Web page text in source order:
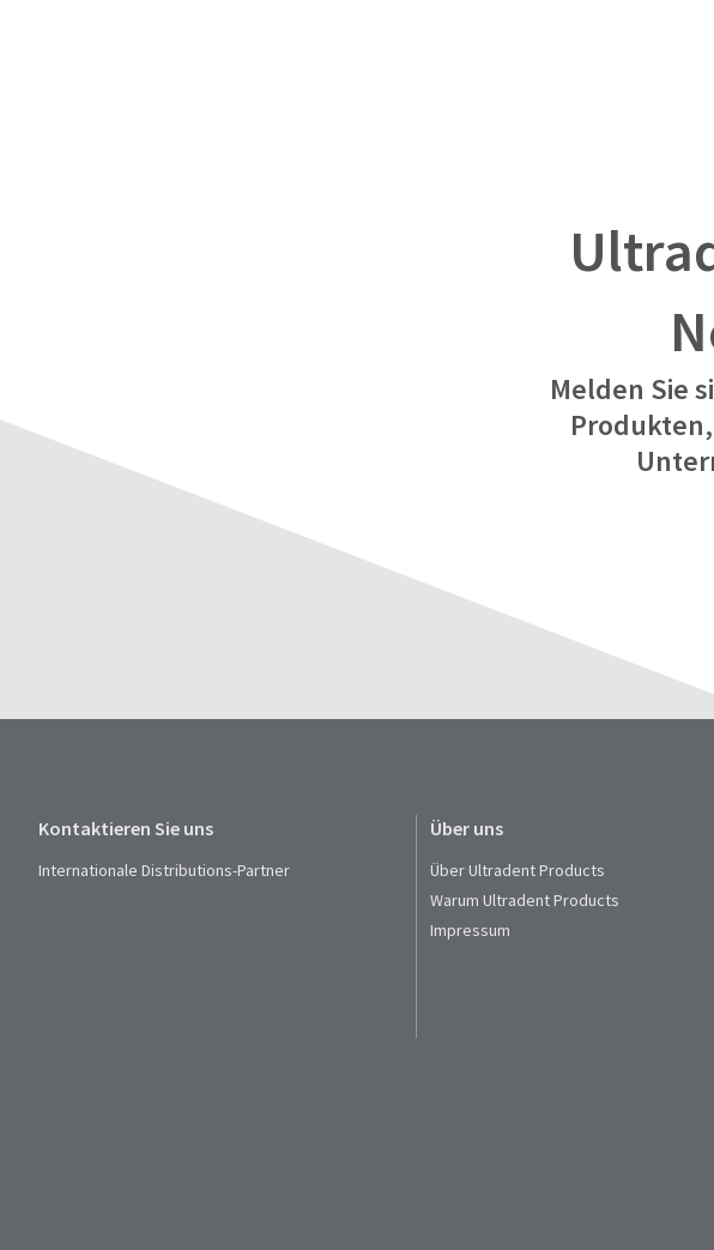
Melden Sie
Kontaktieren Sie uns
Internationale Distributions-Partner
Über uns
Über Ultradent Products
Warum Ultradent Products
Impressum